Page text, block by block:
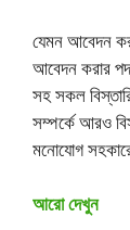
যেমন আবেদন
আবেদন করার
সহ সকল
সম্পর্কে আরও
মনোযোগ
আরো দেখুন